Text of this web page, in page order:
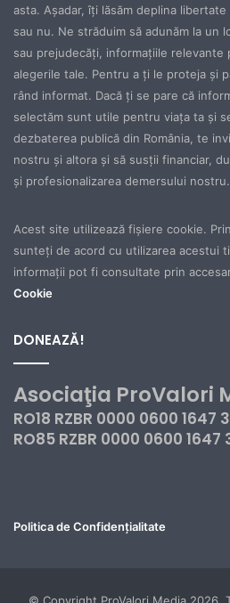
asta. Aşadar, îţi lăsăm deplina
sau nu. Ne străduim să adunăm la un
sau prejudecăţi, informaţiile relevante
alegerile tale. Pentru a ţi le proteja şi
rând informat. Dacă ţi se pare că
selectăm sunt utile pentru viaţa ta şi
dezbaterea publică din România, te
nostru şi altora şi să susţii financiar,
şi profesionalizarea demersului nostru.
Acest site utilizează fișiere cookie.
sunteți de acord cu utilizarea acestui
informații pot fi consultate prin
Cookie
DONEAZĂ!
Asociaţia ProValori
RO18 RZBR 0000 0600 1647
RO85 RZBR 0000 0600 1647
Politica de Confidențialitate